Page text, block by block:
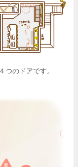
つのドアです。